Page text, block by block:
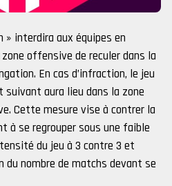
» interdira aux équipes en
offensive de reculer dans la
En cas d’infraction, le jeu
suivant aura lieu dans la zone
Cette mesure vise à contrer la
à se regrouper sous une faible
du jeu à 3 contre 3 et
du nombre de matchs devant se